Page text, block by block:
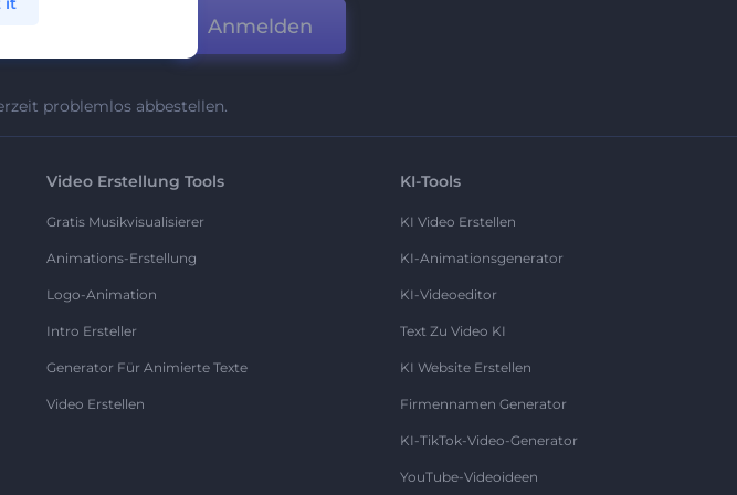
Anmelden
problemlos abbestellen.
Video Erstellung Tools
Gratis Musikvisualisierer
Animations-Erstellung
Logo-Animation
Intro Ersteller
Generator Für Animierte Texte
Video Erstellen
KI-Tools
KI Video Erstellen
KI-Animationsgenerator
KI-Videoeditor
Text Zu Video KI
KI Website Erstellen
Firmennamen Generator
KI-TikTok-Video-Generator
YouTube-Videoideen